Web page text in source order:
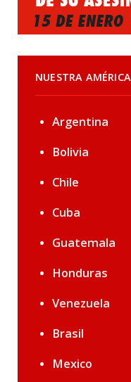
NUESTRA AMÉRICA
Argentina
Bolivia
Chile
Cuba
Guatemala
Honduras
Venezuela
Brasil
Mexico